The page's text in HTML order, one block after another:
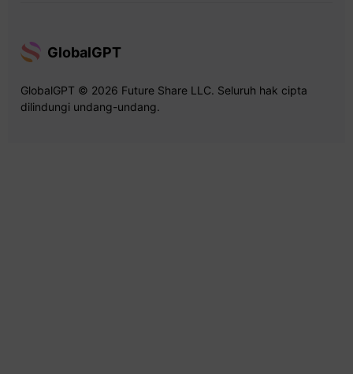
GlobalGPT
GlobalGPT © 2026 Future Share LLC. Seluruh hak cipta
dilindungi undang-undang.